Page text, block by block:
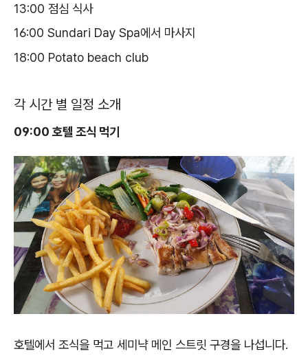
13:00 점심 식사
16:00 Sundari Day Spa에서 마사지
18:00 Potato beach club
각 시간 별 일정 소개
09:00 호텔 조식 먹기
호텔에서 조식을 먹고 세미냑 메인 스트릿 구경을 나섭니다.